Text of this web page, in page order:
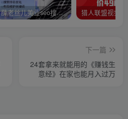
薛老丝儿美业seo搜索流量落地课，一周暴涨20w粉丝，全干货讲解
下一篇
24套拿来就能用的《赚钱生
意经》在家也能月入过万